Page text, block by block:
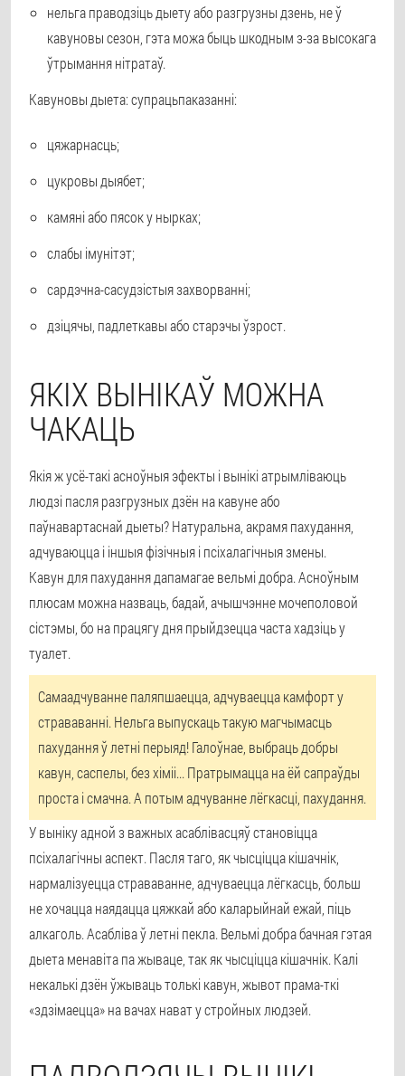
нельга праводзіць дыету або разгрузны дзень, не ў
кавуновы сезон, гэта можа быць шкодным з-за высокага
ўтрымання нітратаў.
Кавуновы дыета: супрацьпаказанні:
цяжарнасць;
цукровы дыябет;
камяні або пясок у нырках;
слабы імунітэт;
сардэчна-сасудзістыя захворванні;
дзіцячы, падлеткавы або старэчы ўзрост.
ЯКІХ ВЫНІКАЎ МОЖНА
ЧАКАЦЬ
Якія ж усё-такі асноўныя эфекты і вынікі атрымліваюць
людзі пасля разгрузных дзён на кавуне або
паўнавартаснай дыеты? Натуральна, акрамя пахудання,
адчуваюцца і іншыя фізічныя і псіхалагічныя змены.
Кавун для пахудання дапамагае вельмі добра. Асноўным
плюсам можна назваць, бадай, ачышчэнне мочеполовой
сістэмы, бо на працягу дня прыйдзецца часта хадзіць у
туалет.
Самаадчуванне паляпшаецца, адчуваецца камфорт у
страваванні. Нельга выпускаць такую магчымасць
пахудання ў летні перыяд! Галоўнае, выбраць добры
кавун, саспелы, без хіміі... Пратрымацца на ёй сапраўды
проста і смачна. А потым адчуванне лёгкасці, пахудання.
У выніку адной з важных асаблівасцяў становіцца
псіхалагічны аспект. Пасля таго, як чысціцца кішачнік,
нармалізуецца страваванне, адчуваецца лёгкасць, больш
не хочацца наядацца цяжкай або каларыйнай ежай, піць
алкаголь. Асабліва ў летні пекла. Вельмі добра бачная гэтая
дыета менавіта па жываце, так як чысціцца кішачнік. Калі
некалькі дзён ўжываць толькі кавун, жывот прама-ткі
«здзімаецца» на вачах нават у стройных людзей.